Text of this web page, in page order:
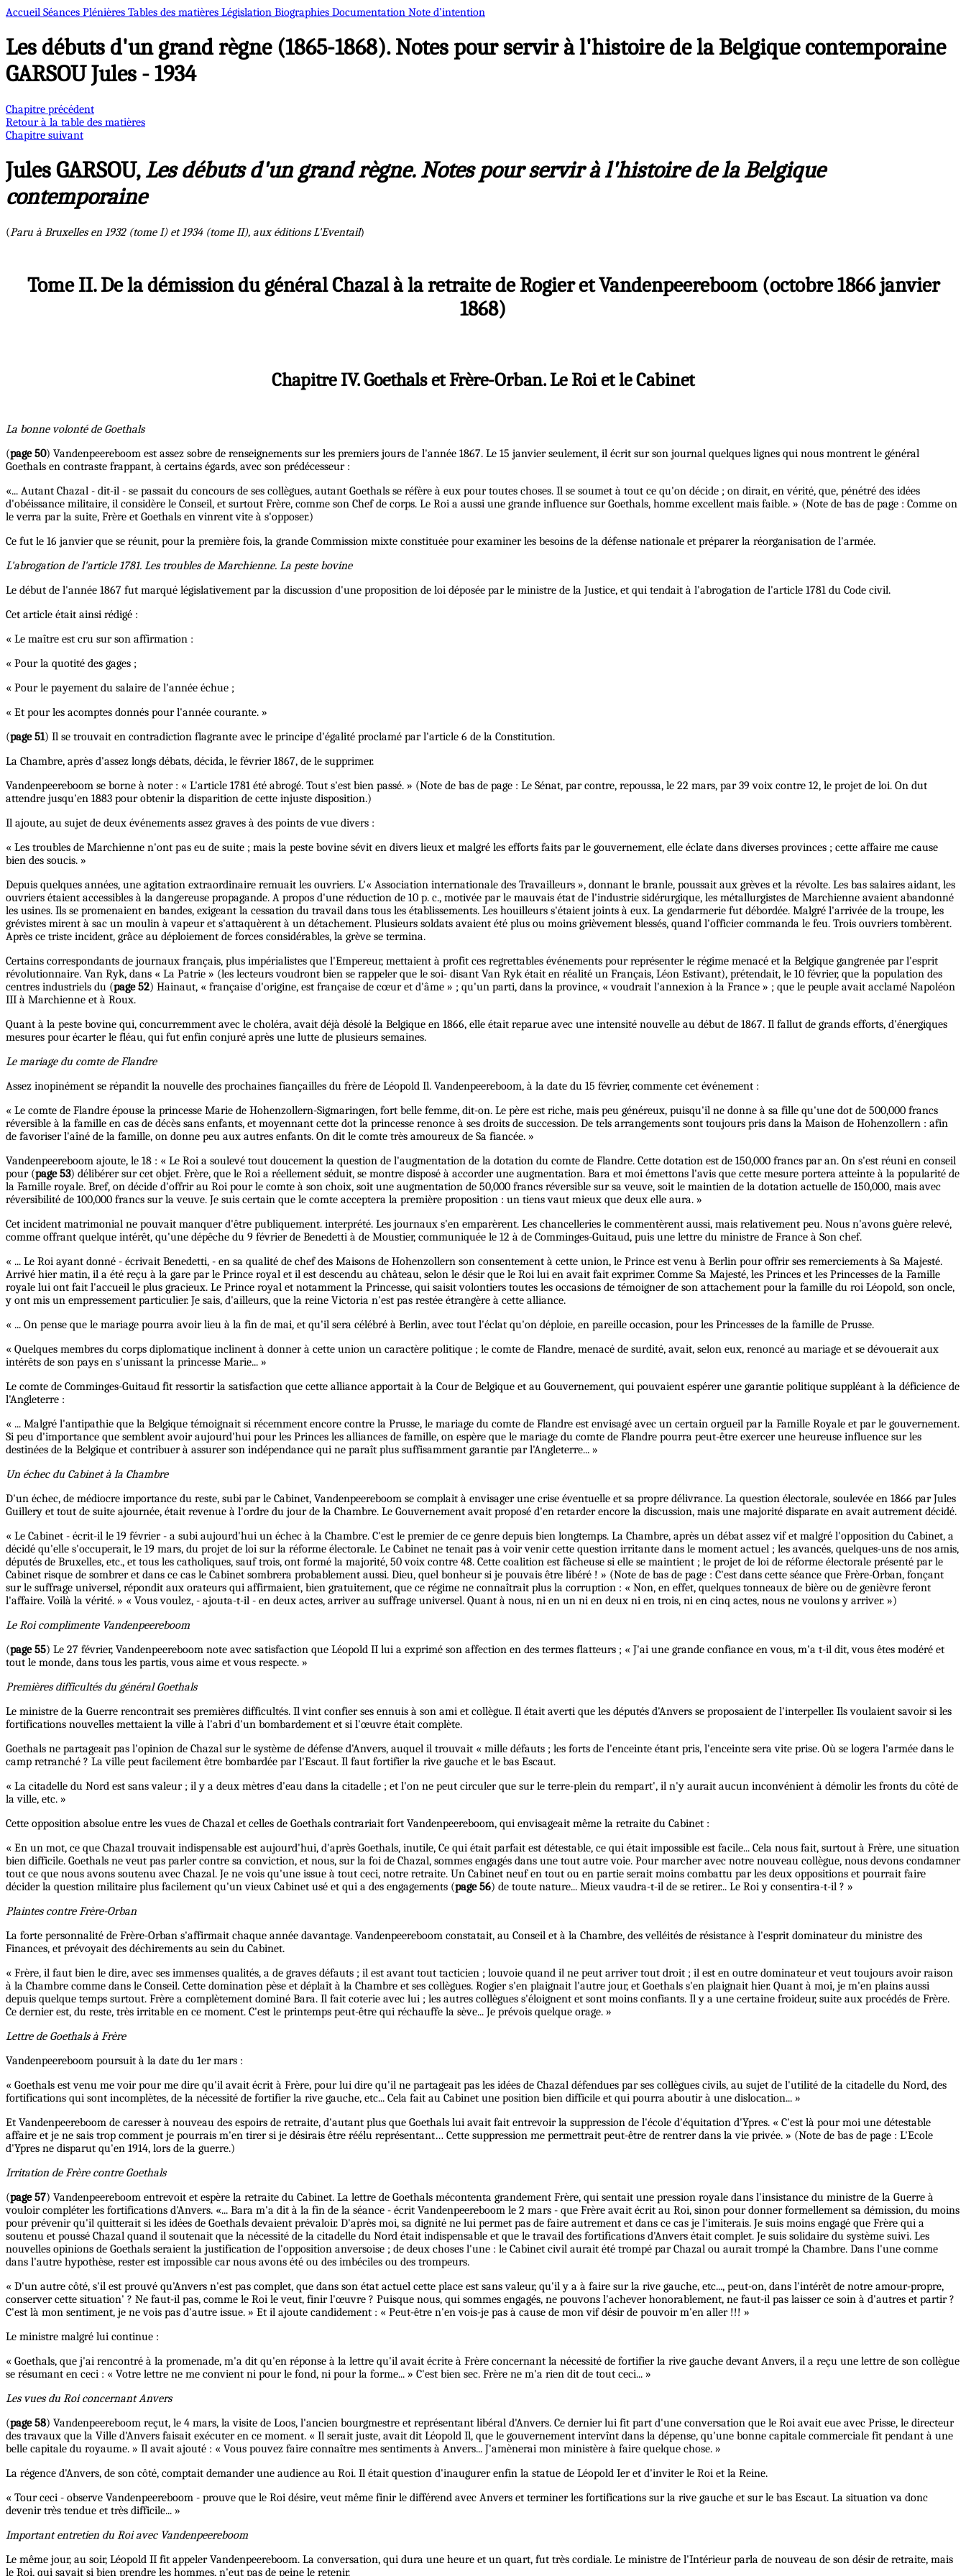
Accueil Séances Plénières Tables des matières Législation Biographies Documentation Note d’intention
Les débuts d'un grand règne (1865-1868). Notes pour servir à l'histoire de la Belgique contemporaine
GARSOU Jules - 1934
Chapitre précédent
Retour à la table des matières
Chapitre suivant
Jules GARSOU,Les débuts d'un grand règne. Notes pour servir à l'histoire de la Belgique
contemporaine
(Paru à Bruxelles en 1932 (tome I) et 1934 (tome II), aux éditions L'Eventail)
Tome II. De la démission du général Chazal à la retraite de Rogier et Vandenpeereboom (octobre 1866 janvier
1868)
Chapitre IV. Goethals et Frère-Orban. Le Roi et le Cabinet
La bonne volonté de Goethals
(page 50) Vandenpeereboom est assez sobre de renseignements sur les premiers jours de l'année 1867. Le 15 janvier seulement, il écrit sur son journal quelques lignes qui nous montrent le général
Goethals en contraste frappant, à certains égards, avec son prédécesseur :
«... Autant Chazal - dit-il - se passait du concours de ses collègues, autant Goethals se réfère à eux pour toutes choses. Il se soumet à tout ce qu'on décide ; on dirait, en vérité, que, pénétré des idées
d'obéissance militaire, il considère le Conseil, et surtout Frère, comme son Chef de corps. Le Roi a aussi une grande influence sur Goethals, homme excellent mais faible. » (Note de bas de page : Comme on
le verra par la suite, Frère et Goethals en vinrent vite à s'opposer.)
Ce fut le 16 janvier que se réunit, pour la première fois, la grande Commission mixte constituée pour examiner les besoins de la défense nationale et préparer la réorganisation de l'armée.
L'abrogation de l'article 1781. Les troubles de Marchienne. La peste bovine
Le début de l'année 1867 fut marqué législativement par la discussion d'une proposition de loi déposée par le ministre de la Justice, et qui tendait à l'abrogation de l'article 1781 du Code civil.
Cet article était ainsi rédigé :
« Le maître est cru sur son affirmation :
« Pour la quotité des gages ;
« Pour le payement du salaire de l'année échue ;
« Et pour les acomptes donnés pour l'année courante. »
(page 51) Il se trouvait en contradiction flagrante avec le principe d'égalité proclamé par l'article 6 de la Constitution.
La Chambre, après d'assez longs débats, décida, le février 1867, de le supprimer.
Vandenpeereboom se borne à noter : « L'article 1781 été abrogé. Tout s'est bien passé. » (Note de bas de page : Le Sénat, par contre, repoussa, le 22 mars, par 39 voix contre 12, le projet de loi. On dut
attendre jusqu'en 1883 pour obtenir la disparition de cette injuste disposition.)
Il ajoute, au sujet de deux événements assez graves à des points de vue divers :
« Les troubles de Marchienne n'ont pas eu de suite ; mais la peste bovine sévit en divers lieux et malgré les efforts faits par le gouvernement, elle éclate dans diverses provinces ; cette affaire me cause
bien des soucis. »
Depuis quelques années, une agitation extraordinaire remuait les ouvriers. L'« Association internationale des Travailleurs », donnant le branle, poussait aux grèves et la révolte. Les bas salaires aidant, les
ouvriers étaient accessibles à la dangereuse propagande. A propos d'une réduction de 10 p. c., motivée par le mauvais état de l'industrie sidérurgique, les métallurgistes de Marchienne avaient abandonné
les usines. Ils se promenaient en bandes, exigeant la cessation du travail dans tous les établissements. Les houilleurs s'étaient joints à eux. La gendarmerie fut débordée. Malgré l'arrivée de la troupe, les
grévistes mirent à sac un moulin à vapeur et s'attaquèrent à un détachement. Plusieurs soldats avaient été plus ou moins grièvement blessés, quand l'officier commanda le feu. Trois ouvriers tombèrent.
Après ce triste incident, grâce au déploiement de forces considérables, la grève se termina.
Certains correspondants de journaux français, plus impérialistes que l'Empereur, mettaient à profit ces regrettables événements pour représenter le régime menacé et la Belgique gangrenée par l'esprit
révolutionnaire. Van Ryk, dans « La Patrie » (les lecteurs voudront bien se rappeler que le soi- disant Van Ryk était en réalité un Français, Léon Estivant), prétendait, le 10 février, que la population des
centres industriels du (page 52) Hainaut, « française d'origine, est française de cœur et d'âme » ; qu'un parti, dans la province, « voudrait l'annexion à la France » ; que le peuple avait acclamé Napoléon
III à Marchienne et à Roux.
Quant à la peste bovine qui, concurremment avec le choléra, avait déjà désolé la Belgique en 1866, elle était reparue avec une intensité nouvelle au début de 1867. Il fallut de grands efforts, d'énergiques
mesures pour écarter le fléau, qui fut enfin conjuré après une lutte de plusieurs semaines.
Le mariage du comte de Flandre
Assez inopinément se répandit la nouvelle des prochaines fiançailles du frère de Léopold Il. Vandenpeereboom, à la date du 15 février, commente cet événement :
« Le comte de Flandre épouse la princesse Marie de Hohenzollern-Sigmaringen, fort belle femme, dit-on. Le père est riche, mais peu généreux, puisqu'il ne donne à sa fille qu'une dot de 500,000 francs
réversible à la famille en cas de décès sans enfants, et moyennant cette dot la princesse renonce à ses droits de succession. De tels arrangements sont toujours pris dans la Maison de Hohenzollern : afin
de favoriser l'aîné de la famille, on donne peu aux autres enfants. On dit le comte très amoureux de Sa fiancée. »
Vandenpeereboom ajoute, le 18 : « Le Roi a soulevé tout doucement la question de l'augmentation de la dotation du comte de Flandre. Cette dotation est de 150,000 francs par an. On s'est réuni en conseil
pour (page 53) délibérer sur cet objet. Frère, que le Roi a réellement séduit, se montre disposé à accorder une augmentation. Bara et moi émettons l'avis que cette mesure portera atteinte à la popularité de
la Famille royale. Bref, on décide d'offrir au Roi pour le comte à son choix, soit une augmentation de 50,000 francs réversible sur sa veuve, soit le maintien de la dotation actuelle de 150,000, mais avec
réversibilité de 100,000 francs sur la veuve. Je suis certain que le comte acceptera la première proposition : un tiens vaut mieux que deux elle aura. »
Cet incident matrimonial ne pouvait manquer d'être publiquement. interprété. Les journaux s'en emparèrent. Les chancelleries le commentèrent aussi, mais relativement peu. Nous n'avons guère relevé,
comme offrant quelque intérêt, qu'une dépêche du 9 février de Benedetti à de Moustier, communiquée le 12 à de Comminges-Guitaud, puis une lettre du ministre de France à Son chef.
« ... Le Roi ayant donné - écrivait Benedetti, - en sa qualité de chef des Maisons de Hohenzollern son consentement à cette union, le Prince est venu à Berlin pour offrir ses remerciements à Sa Majesté.
Arrivé hier matin, il a été reçu à la gare par le Prince royal et il est descendu au château, selon le désir que le Roi lui en avait fait exprimer. Comme Sa Majesté, les Princes et les Princesses de la Famille
royale lui ont fait l'accueil le plus gracieux. Le Prince royal et notamment la Princesse, qui saisit volontiers toutes les occasions de témoigner de son attachement pour la famille du roi Léopold, son oncle,
y ont mis un empressement particulier. Je sais, d'ailleurs, que la reine Victoria n'est pas restée étrangère à cette alliance.
« ... On pense que le mariage pourra avoir lieu à la fin de mai, et qu'il sera célébré à Berlin, avec tout l'éclat qu'on déploie, en pareille occasion, pour les Princesses de la famille de Prusse.
« Quelques membres du corps diplomatique inclinent à donner à cette union un caractère politique ; le comte de Flandre, menacé de surdité, avait, selon eux, renoncé au mariage et se dévouerait aux
intérêts de son pays en s'unissant la princesse Marie... »
Le comte de Comminges-Guitaud fit ressortir la satisfaction que cette alliance apportait à la Cour de Belgique et au Gouvernement, qui pouvaient espérer une garantie politique suppléant à la déficience de
l'Angleterre :
« ... Malgré l'antipathie que la Belgique témoignait si récemment encore contre la Prusse, le mariage du comte de Flandre est envisagé avec un certain orgueil par la Famille Royale et par le gouvernement.
Si peu d'importance que semblent avoir aujourd'hui pour les Princes les alliances de famille, on espère que le mariage du comte de Flandre pourra peut-être exercer une heureuse influence sur les
destinées de la Belgique et contribuer à assurer son indépendance qui ne paraît plus suffisamment garantie par l'Angleterre... »
Un échec du Cabinet à la Chambre
D'un échec, de médiocre importance du reste, subi par le Cabinet, Vandenpeereboom se complait à envisager une crise éventuelle et sa propre délivrance. La question électorale, soulevée en 1866 par Jules
Guillery et tout de suite ajournée, était revenue à l'ordre du jour de la Chambre. Le Gouvernement avait proposé d'en retarder encore la discussion, mais une majorité disparate en avait autrement décidé.
« Le Cabinet - écrit-il le 19 février - a subi aujourd'hui un échec à la Chambre. C'est le premier de ce genre depuis bien longtemps. La Chambre, après un débat assez vif et malgré l'opposition du Cabinet, a
décidé qu'elle s'occuperait, le 19 mars, du projet de loi sur la réforme électorale. Le Cabinet ne tenait pas à voir venir cette question irritante dans le moment actuel ; les avancés, quelques-uns de nos amis,
députés de Bruxelles, etc., et tous les catholiques, sauf trois, ont formé la majorité, 50 voix contre 48. Cette coalition est fâcheuse si elle se maintient ; le projet de loi de réforme électorale présenté par le
Cabinet risque de sombrer et dans ce cas le Cabinet sombrera probablement aussi. Dieu, quel bonheur si je pouvais être libéré ! » (Note de bas de page : C'est dans cette séance que Frère-Orban, fonçant
sur le suffrage universel, répondit aux orateurs qui affirmaient, bien gratuitement, que ce régime ne connaîtrait plus la corruption : « Non, en effet, quelques tonneaux de bière ou de genièvre feront
l'affaire. Voilà la vérité. » « Vous voulez, - ajouta-t-il - en deux actes, arriver au suffrage universel. Quant à nous, ni en un ni en deux ni en trois, ni en cinq actes, nous ne voulons y arriver. »)
Le Roi complimente Vandenpeereboom
(page 55) Le 27 février, Vandenpeereboom note avec satisfaction que Léopold II lui a exprimé son affection en des termes flatteurs ; « J'ai une grande confiance en vous, m'a t-il dit, vous êtes modéré et
tout le monde, dans tous les partis, vous aime et vous respecte. »
Premières difficultés du général Goethals
Le ministre de la Guerre rencontrait ses premières difficultés. Il vint confier ses ennuis à son ami et collègue. Il était averti que les députés d'Anvers se proposaient de l'interpeller. Ils voulaient savoir si les
fortifications nouvelles mettaient la ville à l'abri d'un bombardement et si l'œuvre était complète.
Goethals ne partageait pas l'opinion de Chazal sur le système de défense d'Anvers, auquel il trouvait « mille défauts ; les forts de l'enceinte étant pris, l'enceinte sera vite prise. Où se logera l'armée dans le
camp retranché ? La ville peut facilement être bombardée par l'Escaut. Il faut fortifier la rive gauche et le bas Escaut.
« La citadelle du Nord est sans valeur ; il y a deux mètres d'eau dans la citadelle ; et l'on ne peut circuler que sur le terre-plein du rempart', il n'y aurait aucun inconvénient à démolir les fronts du côté de
la ville, etc. »
Cette opposition absolue entre les vues de Chazal et celles de Goethals contrariait fort Vandenpeereboom, qui envisageait même la retraite du Cabinet :
« En un mot, ce que Chazal trouvait indispensable est aujourd'hui, d'après Goethals, inutile, Ce qui était parfait est détestable, ce qui était impossible est facile... Cela nous fait, surtout à Frère, une situation
bien difficile. Goethals ne veut pas parler contre sa conviction, et nous, sur la foi de Chazal, sommes engagés dans une tout autre voie. Pour marcher avec notre nouveau collègue, nous devons condamner
tout ce que nous avons soutenu avec Chazal. Je ne vois qu'une issue à tout ceci, notre retraite. Un Cabinet neuf en tout ou en partie serait moins combattu par les deux oppositions et pourrait faire
décider la question militaire plus facilement qu'un vieux Cabinet usé et qui a des engagements (page 56) de toute nature... Mieux vaudra-t-il de se retirer... Le Roi y consentira-t-il ? »
Plaintes contre Frère-Orban
La forte personnalité de Frère-Orban s'affirmait chaque année davantage. Vandenpeereboom constatait, au Conseil et à la Chambre, des velléités de résistance à l'esprit dominateur du ministre des
Finances, et prévoyait des déchirements au sein du Cabinet.
« Frère, il faut bien le dire, avec ses immenses qualités, a de graves défauts ; il est avant tout tacticien ; louvoie quand il ne peut arriver tout droit ; il est en outre dominateur et veut toujours avoir raison
à la Chambre comme dans le Conseil. Cette domination pèse et déplaît à la Chambre et ses collègues. Rogier s'en plaignait l'autre jour, et Goethals s'en plaignait hier. Quant à moi, je m'en plains aussi
depuis quelque temps surtout. Frère a complètement dominé Bara. Il fait coterie avec lui ; les autres collègues s'éloignent et sont moins confiants. Il y a une certaine froideur, suite aux procédés de Frère.
Ce dernier est, du reste, très irritable en ce moment. C'est le printemps peut-être qui réchauffe la sève... Je prévois quelque orage. »
Lettre de Goethals à Frère
Vandenpeereboom poursuit à la date du 1er mars :
« Goethals est venu me voir pour me dire qu'il avait écrit à Frère, pour lui dire qu'il ne partageait pas les idées de Chazal défendues par ses collègues civils, au sujet de l'utilité de la citadelle du Nord, des
fortifications qui sont incomplètes, de la nécessité de fortifier la rive gauche, etc... Cela fait au Cabinet une position bien difficile et qui pourra aboutir à une dislocation... »
Et Vandenpeereboom de caresser à nouveau des espoirs de retraite, d'autant plus que Goethals lui avait fait entrevoir la suppression de l'école d'équitation d'Ypres. « C'est là pour moi une détestable
affaire et je ne sais trop comment je pourrais m'en tirer si je désirais être réélu représentant… Cette suppression me permettrait peut-être de rentrer dans la vie privée. » (Note de bas de page : L'Ecole
d'Ypres ne disparut qu'en 1914, lors de la guerre.)
Irritation de Frère contre Goethals
(page 57) Vandenpeereboom entrevoit et espère la retraite du Cabinet. La lettre de Goethals mécontenta grandement Frère, qui sentait une pression royale dans l'insistance du ministre de la Guerre à
vouloir compléter les fortifications d'Anvers. «... Bara m'a dit à la fin de la séance - écrit Vandenpeereboom le 2 mars - que Frère avait écrit au Roi, sinon pour donner formellement sa démission, du moins
pour prévenir qu'il quitterait si les idées de Goethals devaient prévaloir. D'après moi, sa dignité ne lui permet pas de faire autrement et dans ce cas je l'imiterais. Je suis moins engagé que Frère qui a
soutenu et poussé Chazal quand il soutenait que la nécessité de la citadelle du Nord était indispensable et que le travail des fortifications d'Anvers était complet. Je suis solidaire du système suivi. Les
nouvelles opinions de Goethals seraient la justification de l'opposition anversoise ; de deux choses l'une : le Cabinet civil aurait été trompé par Chazal ou aurait trompé la Chambre. Dans l'une comme
dans l'autre hypothèse, rester est impossible car nous avons été ou des imbéciles ou des trompeurs.
« D'un autre côté, s'il est prouvé qu'Anvers n'est pas complet, que dans son état actuel cette place est sans valeur, qu'il y a à faire sur la rive gauche, etc..., peut-on, dans l'intérêt de notre amour-propre,
conserver cette situation' ? Ne faut-il pas, comme le Roi le veut, finir l'œuvre ? Puisque nous, qui sommes engagés, ne pouvons l'achever honorablement, ne faut-il pas laisser ce soin à d'autres et partir ?
C'est là mon sentiment, je ne vois pas d'autre issue. » Et il ajoute candidement : « Peut-être n'en vois-je pas à cause de mon vif désir de pouvoir m'en aller !!! »
Le ministre malgré lui continue :
« Goethals, que j'ai rencontré à la promenade, m'a dit qu'en réponse à la lettre qu'il avait écrite à Frère concernant la nécessité de fortifier la rive gauche devant Anvers, il a reçu une lettre de son collègue
se résumant en ceci : « Votre lettre ne me convient ni pour le fond, ni pour la forme... » C'est bien sec. Frère ne m'a rien dit de tout ceci... »
Les vues du Roi concernant Anvers
(page 58) Vandenpeereboom reçut, le 4 mars, la visite de Loos, l'ancien bourgmestre et représentant libéral d'Anvers. Ce dernier lui fit part d'une conversation que le Roi avait eue avec Prisse, le directeur
des travaux que la Ville d'Anvers faisait exécuter en ce moment. « Il serait juste, avait dit Léopold Il, que le gouvernement intervînt dans la dépense, qu'une bonne capitale commerciale fit pendant à une
belle capitale du royaume. » Il avait ajouté : « Vous pouvez faire connaître mes sentiments à Anvers... J'amènerai mon ministère à faire quelque chose. »
La régence d'Anvers, de son côté, comptait demander une audience au Roi. Il était question d'inaugurer enfin la statue de Léopold Ier et d'inviter le Roi et la Reine.
« Tour ceci - observe Vandenpeereboom - prouve que le Roi désire, veut même finir le différend avec Anvers et terminer les fortifications sur la rive gauche et sur le bas Escaut. La situation va donc
devenir très tendue et très difficile... »
Important entretien du Roi avec Vandenpeereboom
Le même jour, au soir, Léopold II fit appeler Vandenpeereboom. La conversation, qui dura une heure et un quart, fut très cordiale. Le ministre de l'Intérieur parla de nouveau de son désir de retraite, mais
le Roi, qui savait si bien prendre les hommes, n'eut pas de peine le retenir.